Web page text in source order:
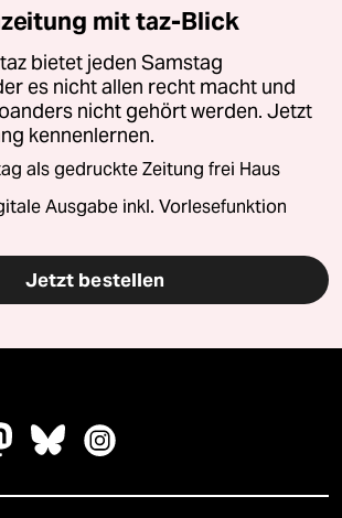
mit taz-Blick
bietet jeden Samstag
es nicht allen recht macht und
nicht gehört werden. Jetzt
kennenlernen.
als gedruckte Zeitung frei Haus
Ausgabe inkl. Vorlesefunktion
Jetzt bestellen